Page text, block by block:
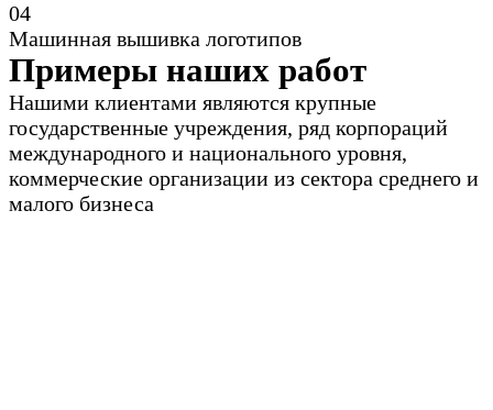
04
Машинная вышивка логотипов
Примеры наших работ
Нашими клиентами являются крупные
государственные учреждения, ряд корпораций
международного и национального уровня,
коммерческие организации из сектора среднего и
малого бизнеса